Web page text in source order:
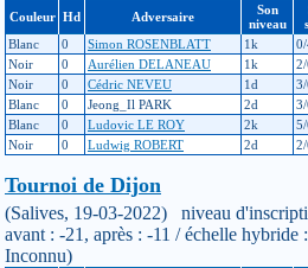
Couleur Hd Adversaire
Son
niveau
Blanc
0 Simon ROSENBLATT 1k
Noir
0 Aurélien DELANEAU 1k
Noir
0 Cédric NEVEU 1d
Blanc
0 Jeong_Il PARK 2d
Blanc
0 Ludovic LE ROY 2k
Noir
0 Ludwig ROBERT 2d
Tournoi de Dijon
(Salives, 19-03-2022) niveau
avant : -21, après : -11 / échelle hybride
Inconnu)